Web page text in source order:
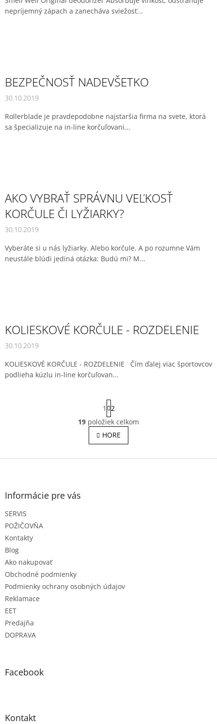
nepríjemný zápach a zanecháva sviežosť...
BEZPEČNOSŤ NADEVŠETKO
30.10.2019
Rollerblade je pravdepodobne najstaršia firma na svete, ktorá
sa špecializuje na in-line korčuľovani...
AKO VYBRAŤ SPRÁVNU VEĽKOSŤ
KORČULE ČI LYŽIARKY?
30.10.2019
Vyberáte si u nás lyžiarky. Alebo korčule. A po rozumne Vám
neustále blúdi jediná otázka: Budú mi? M...
KOLIESKOVÉ KORČULE - ROZDELENIE
30.10.2019
KOLIESKOVÉ KORČULE - ROZDELENIE Čím ďalej viac športovcov
podlieha kúzlu in-line korčuľovan...
O
v
l
d
i
s
S
t
r
á
n
k
v
1
2
19 položiek celkom
HORE
Z
Informácie pre vás
SERVIS
POŽIČOVŇA
Kontakty
Blog
Ako nakupovať
Obchodné podmienky
Podmienky ochrany osobných údajov
Reklamace
EET
Predajňa
DOPRAVA
Facebook
Kontakt